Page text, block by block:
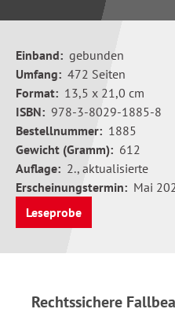
Einband: gebunden
Umfang: 472 Seiten
Format: 13,5 x 21,0 cm
ISBN: 978-3-8029-1885-8
Bestellnummer: 1885
Gewicht (Gramm): 612
Auflage: 2., aktualisierte
Erscheinungstermin: Mai
Leseprobe
Rechtssichere